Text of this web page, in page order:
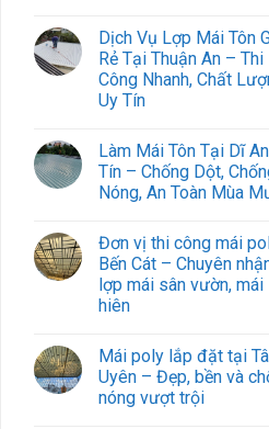
Dịch Vụ Lợp Mái Tôn
Rẻ Tại Thuận An – Thi
Công Nhanh, Chất
Uy Tín
Làm Mái Tôn Tại Dĩ
Tín – Chống Dột,
Nóng, An Toàn Mùa
Đơn vị thi công mái
Bến Cát – Chuyên
lợp mái sân vườn, mái
hiên
Mái poly lắp đặt tại
Uyên – Đẹp, bền và
nóng vượt trội